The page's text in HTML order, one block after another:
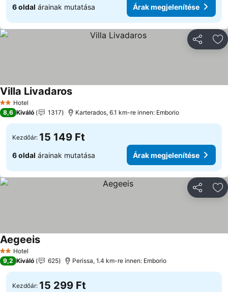
6 oldal árainak mutatása Árak megjelenítése
2 Kategória
Hotel
Villa Livadaros
8,6 Kiváló 1317 Karterados, 6.1 km-re innen: Emborio
Kezdőár: 15 149 Ft
6 oldal árainak mutatása Árak megjelenítése
2 Kategória
Hotel
Aegeeis
9,2 Kiváló 625 Perissa, 1.4 km-re innen: Emborio
Kezdőár: 15 299 Ft